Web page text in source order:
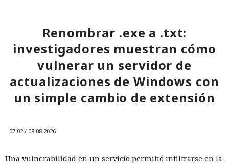
externos recibidos como tareas de prueba durante el
proceso de contratación.
Renombrar .exe a .txt:
investigadores muestran cómo
vulnerar un servidor de
actualizaciones de Windows con
un simple cambio de extensión
07:02 / 08.08.2026
Una vulnerabilidad en un servicio permitió infiltrarse en la